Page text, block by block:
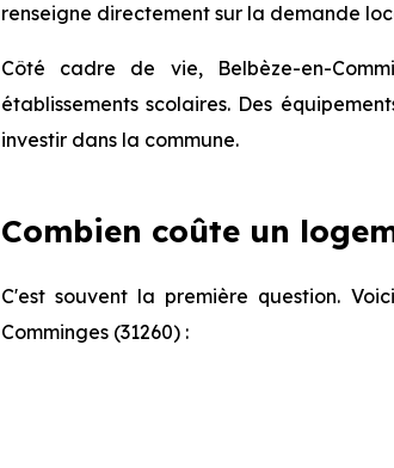
renseigne directement sur la demande
Côté cadre de vie, Belbèze-en-
établissements scolaires. Des
investir dans la commune.
Combien coûte un
C'est souvent la première question.
Comminges (31260) :